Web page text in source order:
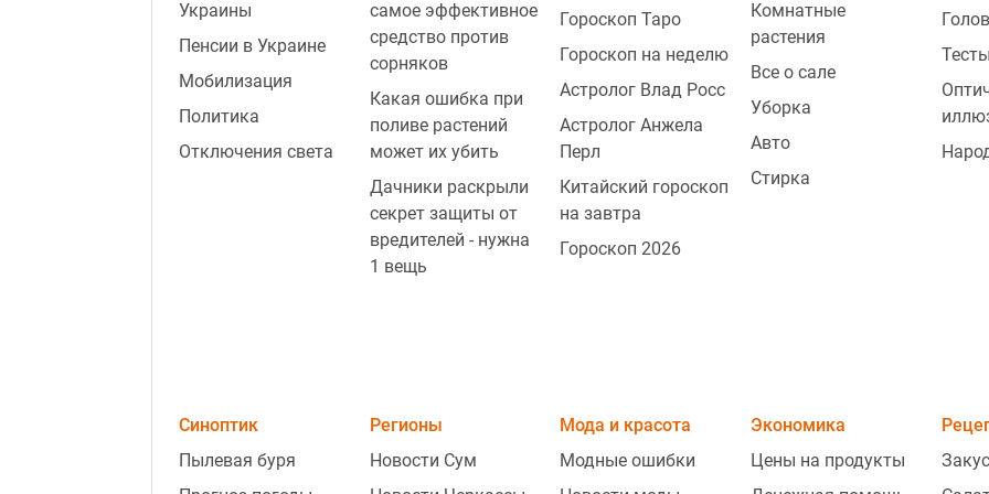
Украины
Пенсии в Украине
Мобилизация
Политика
Отключения света
самое эффективное
средство против
сорняков
Какая ошибка при
поливе растений
может их убить
Дачники раскрыли
секрет защиты от
вредителей - нужна
1 вещь
Гороскоп Таро
Гороскоп на неделю
Астролог Влад Росс
Астролог Анжела
Перл
Китайский гороскоп
на завтра
Гороскоп 2026
Комнатные
растения
Все о сале
Уборка
Авто
Стирка
Синоптик
Пылевая буря
Регионы
Новости Сум
Мода и красота
Модные ошибки
Экономика
Цены на продукты